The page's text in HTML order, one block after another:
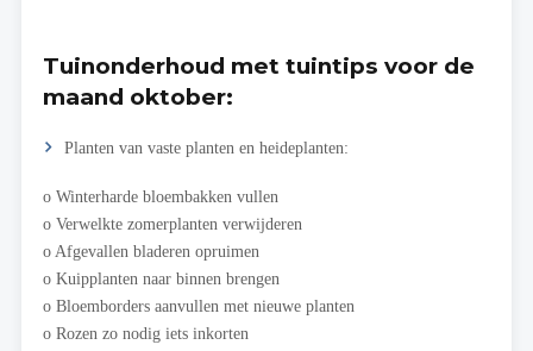
Tuinonderhoud met tuintips voor de
maand oktober:
Planten van vaste planten en heideplanten:
o Winterharde bloembakken vullen
o Verwelkte zomerplanten verwijderen
o Afgevallen bladeren opruimen
o Kuipplanten naar binnen brengen
o Bloemborders aanvullen met nieuwe planten
o Rozen zo nodig iets inkorten